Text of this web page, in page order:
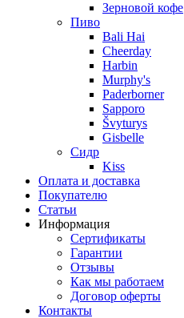
Зерновой кофе
Пиво
Bali Hai
Cheerday
Harbin
Murphy's
Paderborner
Sapporo
Švyturys
Gisbelle
Сидр
Kiss
Оплата и доставка
Покупателю
Статьи
Информация
Сертификаты
Гарантии
Отзывы
Как мы работаем
Договор оферты
Контакты